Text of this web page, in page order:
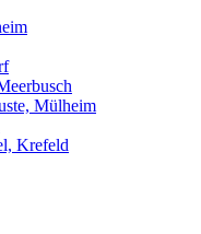
Mülheim
Krefeld